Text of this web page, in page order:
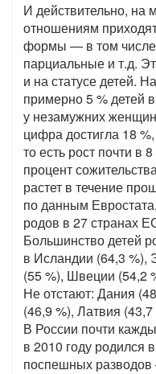
И действительно,
отношениям
формы — в том
парциальные и т.д.
и на статусе детей.
примерно 5 % детей
у незамужних
цифра достигла 18
то есть рост почти в
процент
растет в течение
по данным
родов в 27 странах
Большинство детей
в Исландии (64,3 %),
(55 %), Швеции (54,2
Не отстают: Дания
(46,9 %), Латвия
В России почти
в 2010 году родился
поспешных